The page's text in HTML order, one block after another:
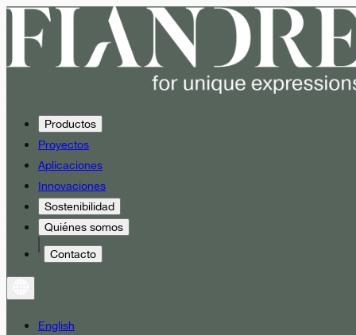
Productos
Proyectos
Aplicaciones
Innovaciones
Sostenibilidad
Quiénes somos
Contacto
English